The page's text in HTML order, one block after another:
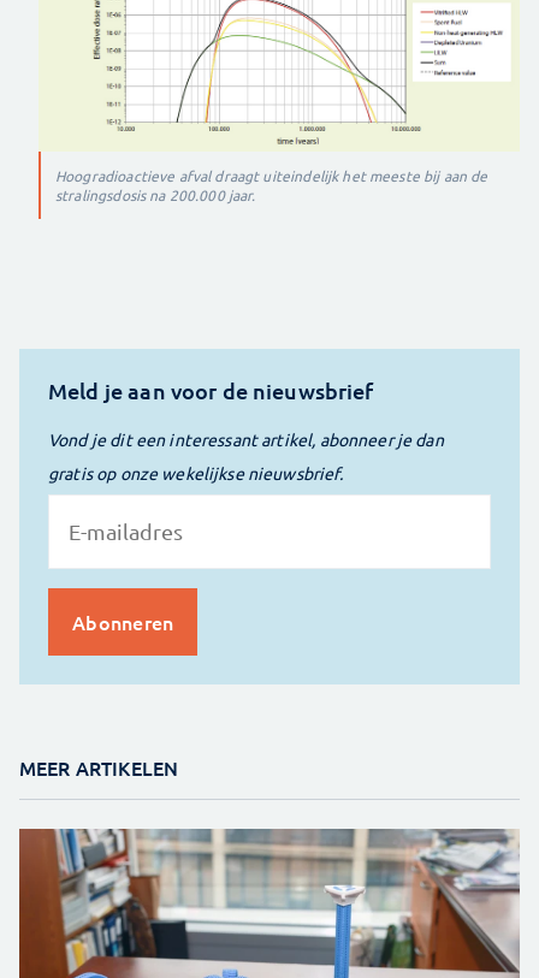
Hoogradioactieve afval draagt uiteindelijk het meeste bij aan de
stralingsdosis na 200.000 jaar.
Meld je aan voor de nieuwsbrief
Vond je dit een interessant artikel, abonneer je dan
gratis op onze wekelijkse nieuwsbrief.
MEER ARTIKELEN